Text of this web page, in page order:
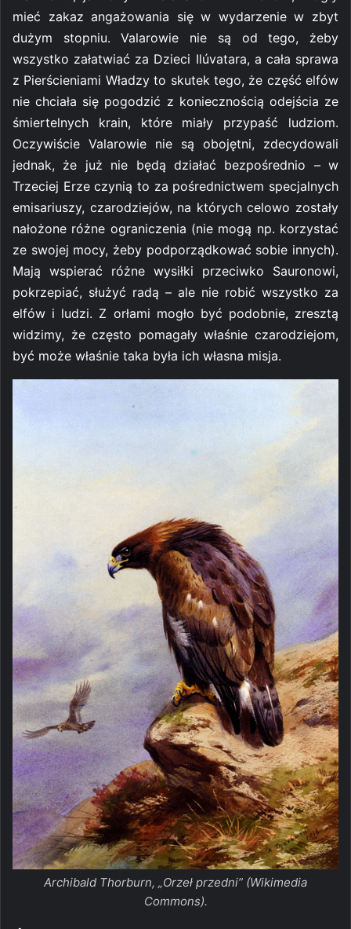
mieć zakaz angażowania się w wydarzenie w zbyt
dużym stopniu. Valarowie nie są od tego, żeby
wszystko załatwiać za Dzieci Ilúvatara, a cała sprawa
z Pierścieniami Władzy to skutek tego, że część elfów
nie chciała się pogodzić z koniecznością odejścia ze
śmiertelnych krain, które miały przypaść ludziom.
Oczywiście Valarowie nie są obojętni, zdecydowali
jednak, że już nie będą działać bezpośrednio – w
Trzeciej Erze czynią to za pośrednictwem specjalnych
emisariuszy, czarodziejów, na których celowo zostały
nałożone różne ograniczenia (nie mogą np. korzystać
ze swojej mocy, żeby podporządkować sobie innych).
Mają wspierać różne wysiłki przeciwko Sauronowi,
pokrzepiać, służyć radą – ale nie robić wszystko za
elfów i ludzi. Z orłami mogło być podobnie, zresztą
widzimy, że często pomagały właśnie czarodziejom,
być może właśnie taka była ich własna misja.
Archibald Thorburn, „Orzeł przedni” (Wikimedia
Commons).